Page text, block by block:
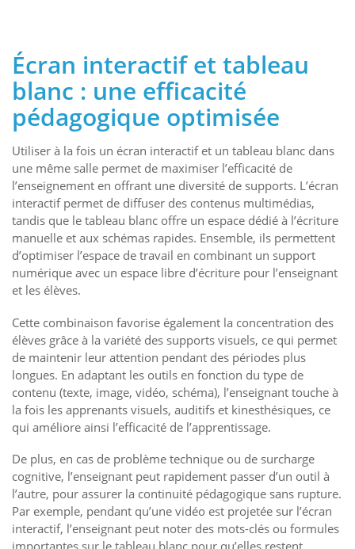
Écran interactif et tableau
blanc : une efficacité
pédagogique optimisée
Utiliser à la fois un écran interactif et un tableau blanc dans
une même salle permet de maximiser l’efficacité de
l’enseignement en offrant une diversité de supports. L’écran
interactif permet de diffuser des contenus multimédias,
tandis que le tableau blanc offre un espace dédié à l’écriture
manuelle et aux schémas rapides. Ensemble, ils permettent
d’optimiser l’espace de travail en combinant un support
numérique avec un espace libre d’écriture pour l’enseignant
et les élèves.
Cette combinaison favorise également la concentration des
élèves grâce à la variété des supports visuels, ce qui permet
de maintenir leur attention pendant des périodes plus
longues. En adaptant les outils en fonction du type de
contenu (texte, image, vidéo, schéma), l’enseignant touche à
la fois les apprenants visuels, auditifs et kinesthésiques, ce
qui améliore ainsi l’efficacité de l’apprentissage.
De plus, en cas de problème technique ou de surcharge
cognitive, l’enseignant peut rapidement passer d’un outil à
l’autre, pour assurer la continuité pédagogique sans rupture.
Par exemple, pendant qu’une vidéo est projetée sur l’écran
interactif, l’enseignant peut noter des mots-clés ou formules